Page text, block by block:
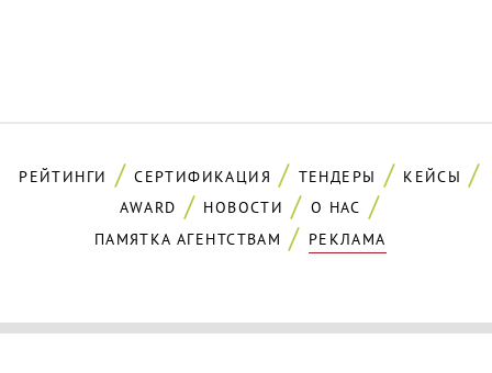
РЕЙТИНГИ СЕРТИФИКАЦИЯ ТЕНДЕРЫ
КЕЙСЫ
AWARD
НОВОСТИ
О НАС
ПАМЯТКА АГЕНТСТВАМ
РЕКЛАМА